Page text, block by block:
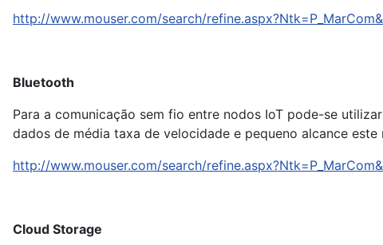
http://www.mouser.com/search/
Bluetooth
Para a comunicação sem fio entre nodos IoT pode-se
dados de média taxa de velocidade e pequeno alcance
http://www.mouser.com/search/
Cloud Storage